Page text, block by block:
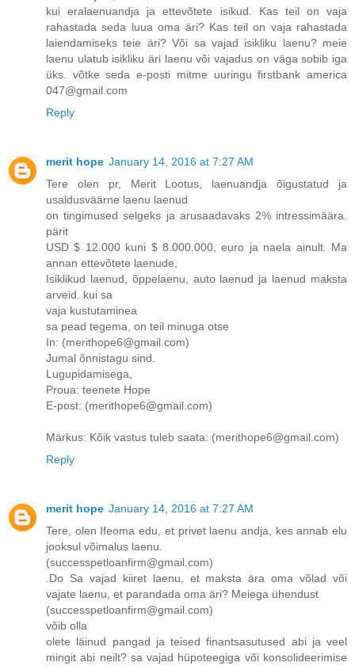
kui eralaenuandja ja ettevõtete isikud. Kas teil on vaja
rahastada seda luua oma äri? Kas teil on vaja rahastada
laiendamiseks teie äri? Või sa vajad isikliku laenu? meie
laenu ulatub isikliku äri laenu või vajadus on väga sobib iga
üks. võtke seda e-posti mitme uuringu firstbank america
047@gmail.com
Reply
merit hope January 14, 2016 at 7:27 AM
Tere olen pr, Merit Lootus, laenuandja õigustatud ja
usaldusväärne laenu laenud
on tingimused selgeks ja arusaadavaks 2% intressimäära.
pärit
USD $ 12.000 kuni $ 8.000.000, euro ja naela ainult. Ma
annan ettevõtete laenude,
Isiklikud laenud, õppelaenu, auto laenud ja laenud maksta
arveid. kui sa
vaja kustutaminea
sa pead tegema, on teil minuga otse
In: (merithope6@gmail.com)
Jumal õnnistagu sind.
Lugupidamisega,
Proua: teenete Hope
E-post: (merithope6@gmail.com)
Märkus: Kõik vastus tuleb saata: (merithope6@gmail.com)
Reply
merit hope January 14, 2016 at 7:27 AM
Tere, olen Ifeoma edu, et privet laenu andja, kes annab elu
jooksul võimalus laenu.
(successpetloanfirm@gmail.com)
.Do Sa vajad kiiret laenu, et maksta ära oma võlad või
vajate laenu, et parandada oma äri? Meiega ühendust
(successpetloanfirm@gmail.com)
võib olla
olete läinud pangad ja teised finantsasutused abi ja veel
mingit abi neilt? sa vajad hüpoteegiga või konsolideerimise